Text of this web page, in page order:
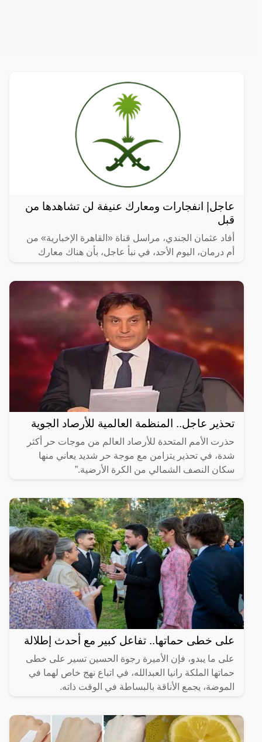
عاجل| انفجارات ومعارك عنيفة لن تشاهدها من
قبل
أفاد عثمان الجندي، مراسل قناة «القاهرة الإخبارية» من
أم درمان، اليوم الأحد، في نبأ عاجل، بأن هناك معارك
شرق
تحذير عاجل.. المنظمة العالمية للأرصاد الجوية
حذرت الأمم المتحدة للأرصاد العالم من موجات حر أكثر
شدة، في تحذير يتزامن مع موجة حر شديد يعاني منها
سكان النصف الشمالي من الكرة الأرضية.”
على خطى حماتها.. تفاعل كبير مع أحدث إطلالة
على ما يبدو، فإن الأميرة رجوة الحسين تسير على خطى
حماتها الملكة رانيا العبدالله، في اتباع نهج خاص لهما في
الموضة، يجمع الأناقة بالبساطة في الوقت ذاته.